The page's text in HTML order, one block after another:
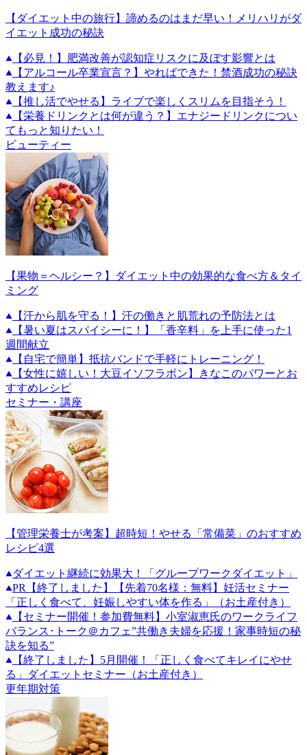
【ダイエット中の旅行】諦めるのはまだ早い！メリハリがダ
イエット成功の秘訣
【必見！】肥満改善が認知症リスクに及ぼす影響とは
【アルコール卒業宣言？】やればできた！禁酒成功の秘訣
教えます♪
【推し活でやせる】ライブで楽しくスリムを目指そう！
【栄養ドリンクとは何が違う？】エナジードリンクについ
てもっと知りたい！
ビューティー
【果物＝ヘルシー？】ダイエット中の効果的な食べ方＆タイ
ミング
【汗から肌を守る！】汗の働きと肌荒れの予防法とは
【暑い夏はスパイシーに！】「香辛料」を上手に使った1
週間献立
【自宅で簡単】抵抗バンドで手軽にトレーニング！
【女性に嬉しい！大豆イソフラボン】きなこのパワーとお
すすめレシピ
セミナー・講座
【管理栄養士が考案】超時短！やせる「常備菜」のおすすめ
レシピ4選
ダイエット継続に効果大！「グループワークダイエット」
PR
【終了しました】【先着70名様：無料】妊活セミナー
「正しく食べて、妊娠しやすい体を作る」（お土産付き）
【セミナー開催！参加費無料】小室淑恵氏のワークライフ
バランス･トーク＠カフェ”共働き夫婦を応援！家事時短の秘
訣を知る”
【終了しました】5月開催！「正しく食べてキレイにやせ
る」ダイエットセミナー（お土産付き）
更年期対策